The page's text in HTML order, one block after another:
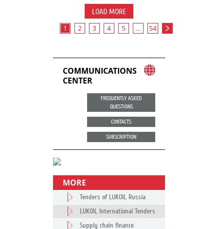
LOAD MORE
1 2 3 4 5 ... 54
COMMUNICATIONS
CENTER
FREQUENTLY ASKED
QUESTIONS
CONTACTS
SUBSCRIPTION
MORE
Tenders of LUKOIL Russia
LUKOIL International Tenders
Supply chain finance